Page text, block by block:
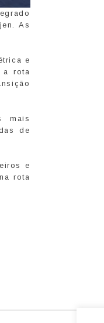
As
e
a rota
mais
de
e
rota